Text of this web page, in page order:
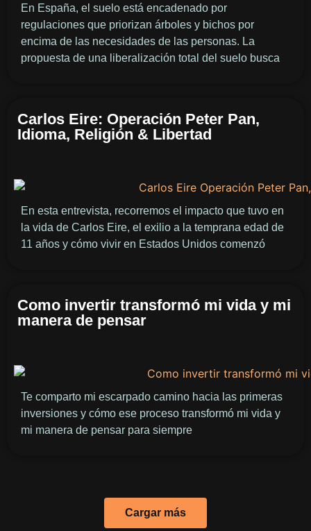
En España, el suelo está encadenado por
regulaciones que priorizan árboles y bichos por
encima de las necesidades de las personas. La
propuesta de una liberalización total del suelo busca
Carlos Eire: Operación Peter Pan,
Idioma, Religión & Libertad
En esta entrevista, recorremos el impacto que tuvo en
la vida de Carlos Eire, el exilio a la temprana edad de
11 años y cómo vivir en Estados Unidos comenzó
Como invertir transformó mi vida y mi
manera de pensar
Te comparto mi escarpado camino hacia las primeras
inversiones y cómo ese proceso transformó mi vida y
mi manera de pensar para siempre
Cargar más